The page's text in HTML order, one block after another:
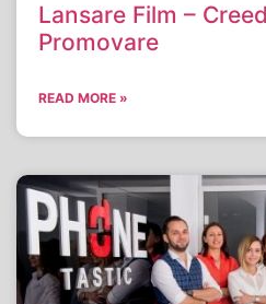
Lansare Film –
Promovare
READ MORE »